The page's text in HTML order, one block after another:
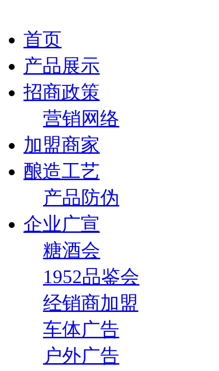
首页
产品展示
招商政策
营销网络
加盟商家
酿造工艺
产品防伪
企业广宣
糖酒会
1952品鉴会
经销商加盟
车体广告
户外广告